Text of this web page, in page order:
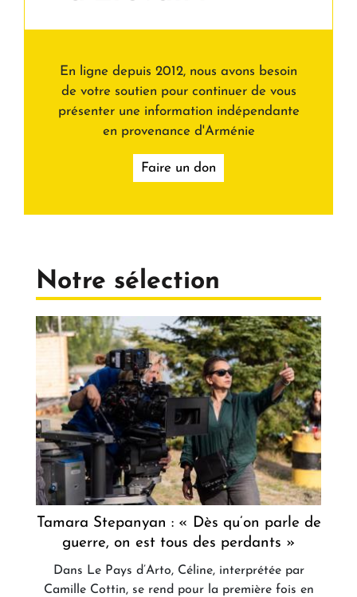
En ligne depuis 2012, nous avons besoin
de votre soutien pour continuer de vous
présenter une information indépendante
en provenance d'Arménie
Faire un don
Notre sélection
Tamara Stepanyan : « Dès qu’on parle de
guerre, on est tous des perdants »
Dans Le Pays d’Arto, Céline, interprétée par
Camille Cottin, se rend pour la première fois en